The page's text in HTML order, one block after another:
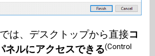
では、デスクトップから直接コ
ネルにアクセスできる(Control